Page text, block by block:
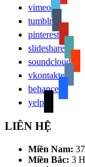
vimeo
tumblr
pinterest
slideshare
soundcloud
vkontakte
behance
yelp
LIÊN HỆ
Miền Nam:
Miền Bắc: 3